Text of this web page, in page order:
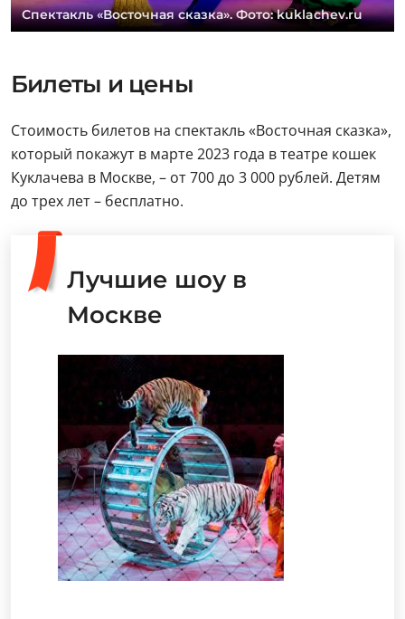
Спектакль «Восточная сказка». Фото: kuklachev.ru
Билеты и цены
Стоимость билетов на спектакль «Восточная сказка»,
который покажут в марте 2023 года в театре кошек
Куклачева в Москве, – от 700 до 3 000 рублей. Детям
до трех лет – бесплатно.
Лучшие шоу в
Москве